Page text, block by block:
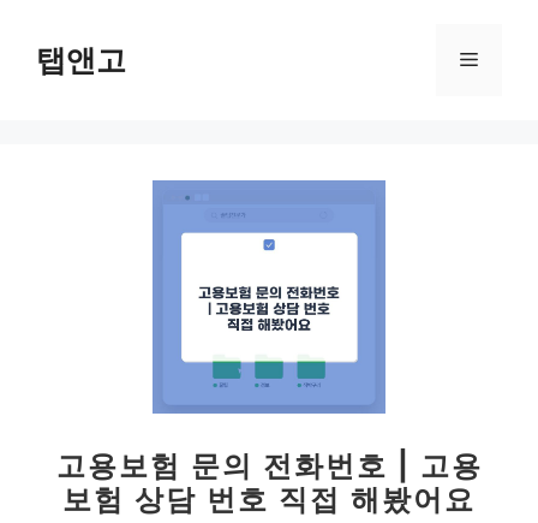
탭앤고 메
고용보험 문의 전화번호 | 고용
보험 상담 번호 직접 해봤어요